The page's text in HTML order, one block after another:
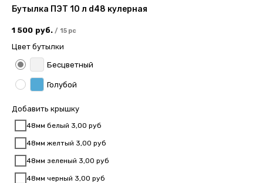
Бутылка ПЭТ 10 л d48 кулерная
1 500 руб. / 15 pc
Цвет бутылки
Бесцветный
Голубой
Добавить крышку
48мм белый 3,00 руб
48мм желтый 3,00 руб
48мм зеленый 3,00 руб
48мм черный 3,00 руб